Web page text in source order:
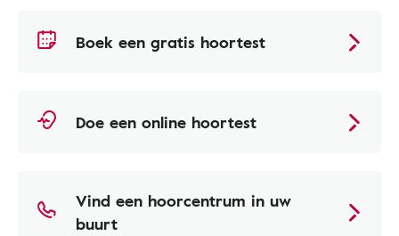
Boek een gratis hoortest
Doe een online hoortest
Vind een hoorcentrum in uw
buurt